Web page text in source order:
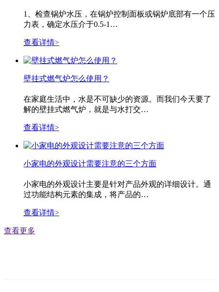
1、检查锅炉水压，在锅炉控制面板或锅炉底部有一个压
力表，确定水压介于0.5-1…
查看详情>
壁挂式燃气炉怎么使用？
在家庭生活中，水是不可缺少的资源。而我们今天要了
解的壁挂式燃气炉，就是与水打交…
查看详情>
小家电的外观设计需要注意的三个方面
小家电的外观设计主要是针对产品外观的详细设计。通
过功能结构元素的集成，将产品的…
查看详情>
查看更多